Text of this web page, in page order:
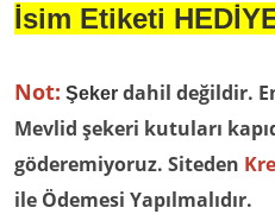
İsim Etiketi
Not: Şeker dahil değildir.
Mevlid şekeri kutuları
göderemiyoruz. Siteden
ile Ödemesi Yapılmalıdır.